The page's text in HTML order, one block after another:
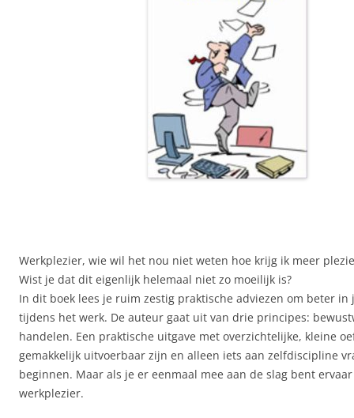
Werkplezier, wie wil het nou niet weten hoe krijg ik meer
Wist je dat dit eigenlijk helemaal niet zo moeilijk is?
In dit boek lees je ruim zestig praktische adviezen om beter in
tijdens het werk. De auteur gaat uit van drie principes:
handelen. Een praktische uitgave met overzichtelijke, kleine
gemakkelijk uitvoerbaar zijn en alleen iets aan zelfdiscipline
beginnen. Maar als je er eenmaal mee aan de slag bent
werkplezier.